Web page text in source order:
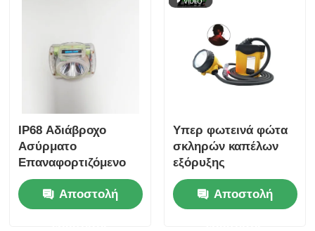
IP68 Αδιάβροχο
Ασύρματο
Επαναφορτιζόμενο
Φωτιστικό Ορυχείου
Led Φωτιστικό
Κράνους Για
Αποστολή
Υπερ φωτεινά φώτα
σκληρών καπέλων
εξόρυξης
Αποστολή